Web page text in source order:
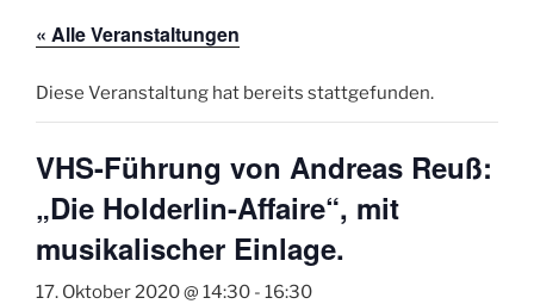
« Alle Veranstaltungen
Diese Veranstaltung hat bereits stattgefunden.
VHS-Führung von Andreas Reuß:
„Die Holderlin-Affaire“, mit
musikalischer Einlage.
17. Oktober 2020 @ 14:30 - 16:30